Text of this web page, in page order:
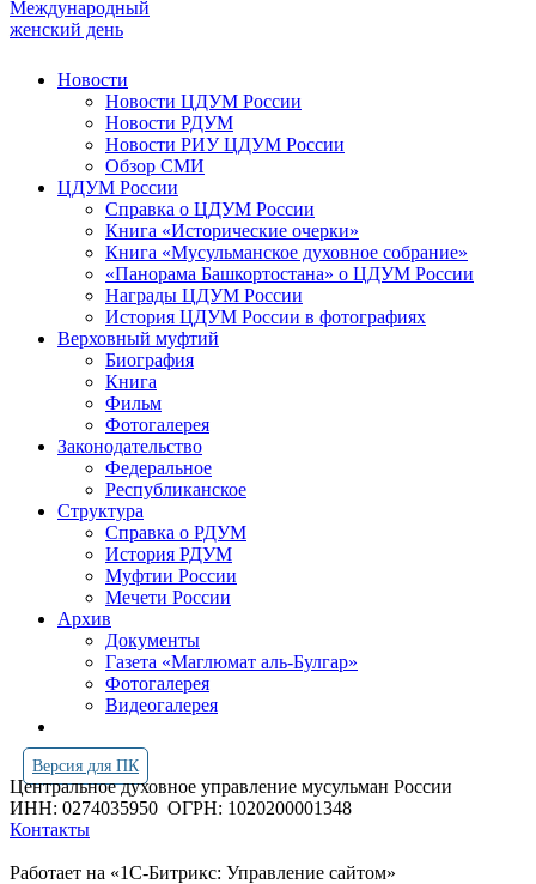
Международный
женский день
Новости
Новости ЦДУМ России
Новости РДУМ
Новости РИУ ЦДУМ России
Обзор СМИ
ЦДУМ России
Справка о ЦДУМ России
Книга «Исторические очерки»
Книга «Мусульманское духовное собрание»
«Панорама Башкортостана» о ЦДУМ России
Награды ЦДУМ России
История ЦДУМ России в фотографиях
Верховный муфтий
Биография
Книга
Фильм
Фотогалерея
Законодательство
Федеральное
Республиканское
Структура
Справка о РДУМ
История РДУМ
Муфтии России
Мечети России
Архив
Документы
Газета «Маглюмат аль-Булгар»
Фотогалерея
Видеогалерея
Версия для ПК
Центральное духовное управление мусульман России
ИНН: 0274035950 ОГРН: 1020200001348
Контакты
Работает на «1С-Битрикс: Управление сайтом»